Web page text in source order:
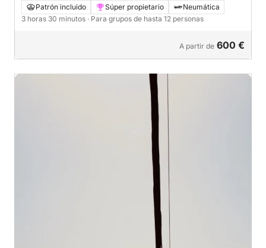
motora durante 3 horas y 30 minutos.
Patrón incluido Súper propietario
Neumática
3 horas 30 minutos · Para grupos de hasta 12 personas
A partir de 600 €